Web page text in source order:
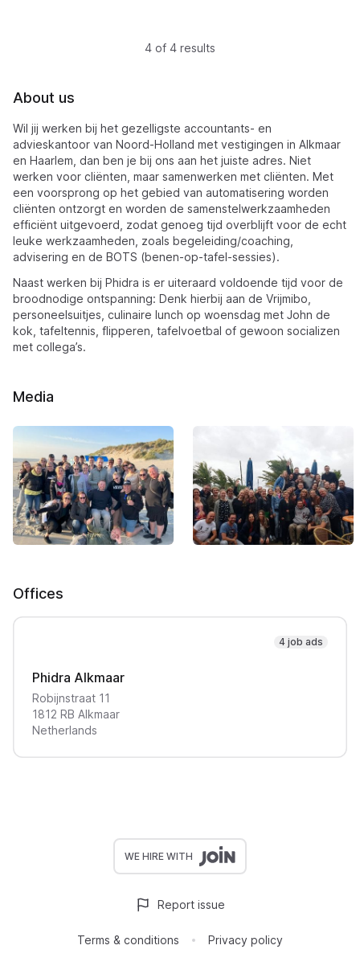
4 of 4 results
About us
Wil jij werken bij het gezelligste accountants- en
advieskantoor van Noord-Holland met vestigingen in Alkmaar
en Haarlem, dan ben je bij ons aan het juiste adres. Niet
werken voor cliënten, maar samenwerken met cliënten. Met
een voorsprong op het gebied van automatisering worden
cliënten ontzorgt en worden de samenstelwerkzaamheden
efficiënt uitgevoerd, zodat genoeg tijd overblijft voor de echt
leuke werkzaamheden, zoals begeleiding/coaching,
advisering en de BOTS (benen-op-tafel-sessies).
Naast werken bij Phidra is er uiteraard voldoende tijd voor de
broodnodige ontspanning: Denk hierbij aan de Vrijmibo,
personeelsuitjes, culinaire lunch op woensdag met John de
kok, tafeltennis, flipperen, tafelvoetbal of gewoon socializen
met collega’s.
Media
Offices
4 job ads
Phidra Alkmaar
Robijnstraat 11
1812 RB Alkmaar
Netherlands
WE HIRE WITH
Terms & conditions Privacy policy
Report issue